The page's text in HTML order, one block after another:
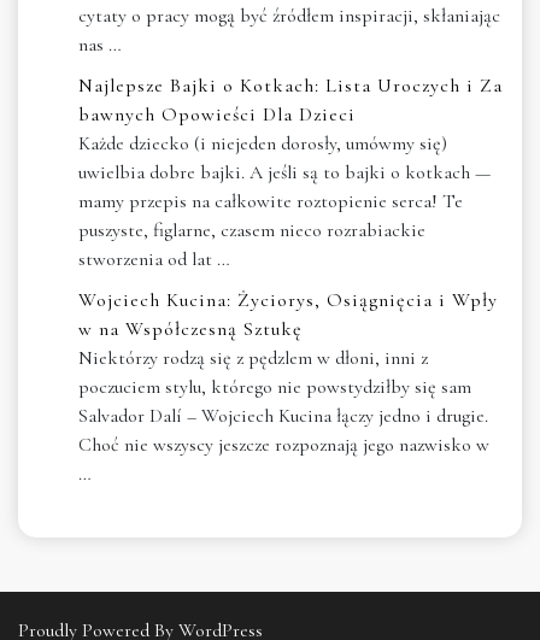
cytaty o pracy mogą być źródłem inspiracji, skłaniając
nas …
Najlepsze Bajki o Kotkach: Lista Uroczych i Za
bawnych Opowieści Dla Dzieci
Każde dziecko (i niejeden dorosły, umówmy się)
uwielbia dobre bajki. A jeśli są to bajki o kotkach —
mamy przepis na całkowite roztopienie serca! Te
puszyste, figlarne, czasem nieco rozrabiackie
stworzenia od lat …
Wojciech Kucina: Życiorys, Osiągnięcia i Wpły
w na Współczesną Sztukę
Niektórzy rodzą się z pędzlem w dłoni, inni z
poczuciem stylu, którego nie powstydziłby się sam
Salvador Dalí – Wojciech Kucina łączy jedno i drugie.
Choć nie wszyscy jeszcze rozpoznają jego nazwisko w
…
Proudly Powered By WordPress